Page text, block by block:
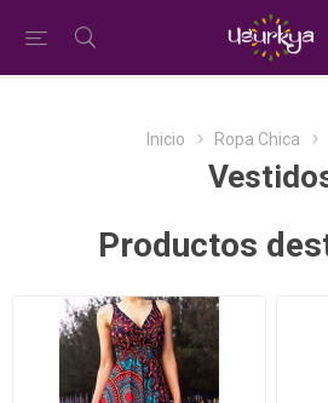
Inicio Ropa Chica
Productos